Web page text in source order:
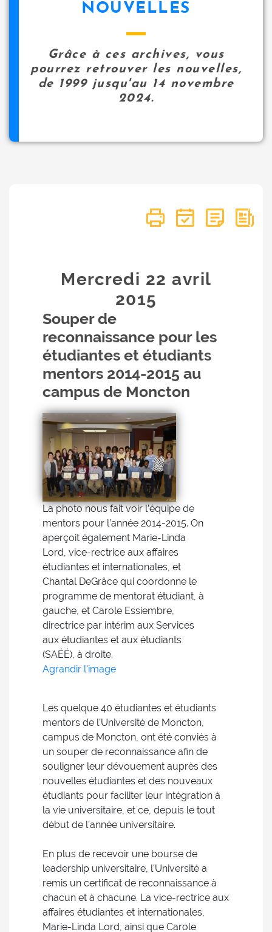
NOUVELLES
Grâce à ces archives, vous
pourrez retrouver les nouvelles,
de 1999 jusqu'au 14 novembre
2024.
Mercredi 22avril
2015
Souper de
reconnaissance pour les
étudiantes et étudiants
mentors 2014-2015 au
campus de Moncton
La photo nous fait voir l’équipe de
mentors pour l’année 2014-2015. On
aperçoit également Marie-Linda
Lord, vice-rectrice aux affaires
étudiantes et internationales, et
Chantal DeGrâce qui coordonne le
programme de mentorat étudiant, à
gauche, et Carole Essiembre,
directrice par intérim aux Services
aux étudiantes et aux étudiants
(SAÉÉ), à droite.
Agrandir l'image
Les quelque 40 étudiantes et étudiants
mentors de l'Université de Moncton,
campus de Moncton, ont été conviés à
un souper de reconnaissance afin de
souligner leur dévouement auprès des
nouvelles étudiantes et des nouveaux
étudiants pour faciliter leur intégration à
la vie universitaire, et ce, depuis le tout
début de l’année universitaire.
En plus de recevoir une bourse de
leadership universitaire, l'Université a
remis un certificat de reconnaissance à
chacun et à chacune. La vice-rectrice aux
affaires étudiantes et internationales,
Marie-Linda Lord, ainsi que Carole